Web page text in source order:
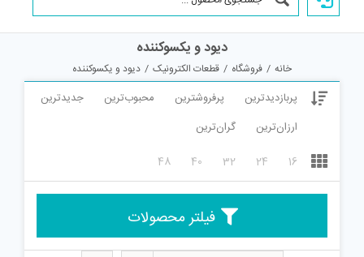
دیود و یکسوکننده
خانه / فروشگاه / قطعات الکترونیک / دیود و یکسوکننده
پربازدیدترین پرفروشترین محبوب‌ترین
جدیدترین
ارزان‌ترین
گران‌ترین
16
24
32
40
48
فیلتر محصولات